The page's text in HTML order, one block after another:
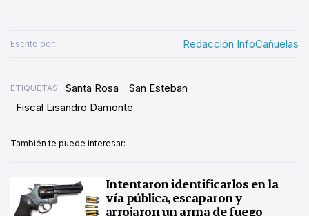
Escrito por: Redacción InfoCañuelas
ETIQUETAS: Santa Rosa
San Esteban
Fiscal Lisandro Damonte
También te puede interesar:
Intentaron identificarlos en la
vía pública, escaparon y
arrojaron un arma de fuego